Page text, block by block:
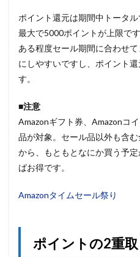
ポイント還元は期間中トータ
最大で5000ポイントが上限です
ある程度セール期間に合わせ
にしやすいですし、ポイント
す。
■注意
Amazonギフト券、Amazonコ
品が対象。セール品以外も含
から、もともとなにか買う予
ばお得です。
Amazonタイムセール祭り
ポイントの2重